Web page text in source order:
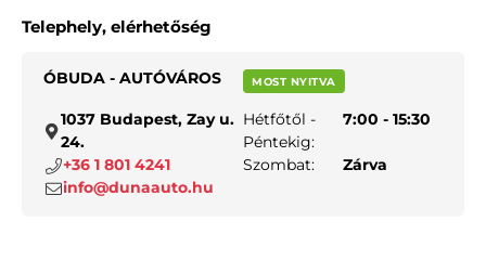
Telephely, elérhetőség
ÓBUDA - AUTÓVÁROS
1037 Budapest, Zay u.
24.
+36 1 801 4241
info@dunaauto.hu
MOST NYITVA
Hétfőtől -
Péntekig:
7:00 - 15:30
Szombat: Zárva